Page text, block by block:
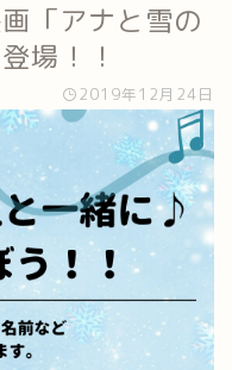
「アナと雪の
場！！
2019年12月24日